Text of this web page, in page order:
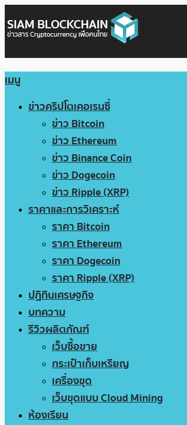
เมนู
ข่าวคริปโตเคอเรนซี่
ข่าว Bitcoin
ข่าว Ethereum
ข่าว Binance Coin
ข่าว Dogecoin
ข่าว Ripple (XRP)
ราคาและการวิเคราะห์
ราคา Bitcoin
ราคา Ethereum
ราคา Dogecoin
ราคา Ripple (XRP)
ปฏิทินเศรษฐกิจ
บทความ
รีวิวผลิตภัณฑ์
เว็บซื้อขาย
กระเป๋าเก็บเหรียญ
เครื่องขุด
เว็บขุดแบบ Cloud Mining
ห้องเรียน